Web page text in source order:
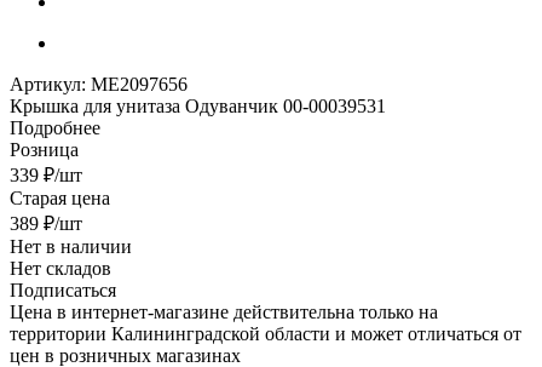
Артикул: МЕ2097656
Крышка для унитаза Одуванчик 00-00039531
Подробнее
Розница
339 ₽/шт
Старая цена
389 ₽/шт
Нет в наличии
Нет складов
Подписаться
Цена в интернет-магазине действительна только на
территории Калининградской области и может отличаться от
цен в розничных магазинах